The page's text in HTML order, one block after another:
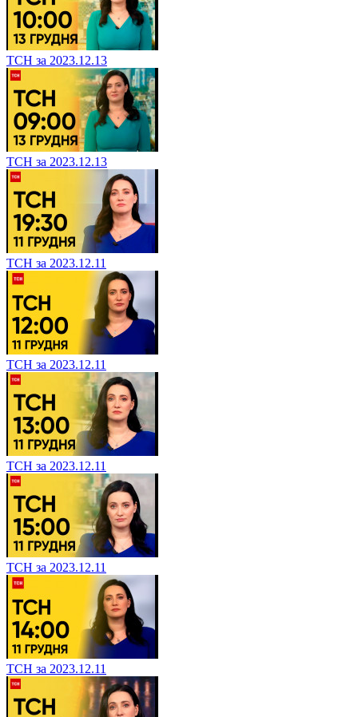
ТСН за 2023.12.13
ТСН за 2023.12.13
ТСН за 2023.12.11
ТСН за 2023.12.11
ТСН за 2023.12.11
ТСН за 2023.12.11
ТСН за 2023.12.11